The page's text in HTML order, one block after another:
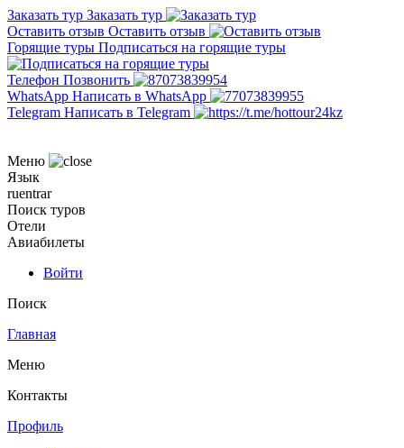
Заказать тур Заказать тур
Оставить отзыв Оставить отзыв
Горящие туры Подписаться на горящие туры
Телефон Позвонить
WhatsApp Написать в WhatsApp
Telegram Написать в Telegram
Меню
Язык
ruentrar
Поиск туров
Отели
Авиабилеты
Войти
Поиск
Главная
Меню
Контакты
Профиль